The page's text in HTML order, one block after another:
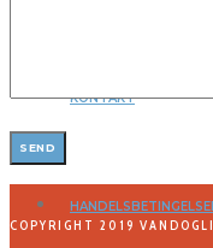
KONTAKT
COPYRIGHT 2019